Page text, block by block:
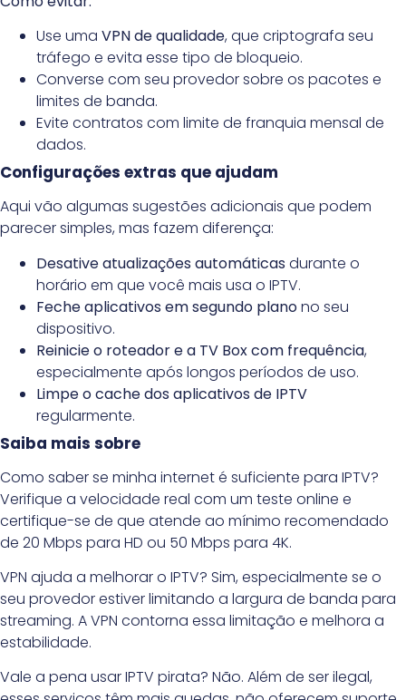
Use uma VPN de qualidade, que criptografa seu
tráfego e evita esse tipo de bloqueio.
Converse com seu provedor sobre os pacotes e
limites de banda.
Evite contratos com limite de franquia mensal de
dados.
Configurações extras que ajudam
Aqui vão algumas sugestões adicionais que podem
parecer simples, mas fazem diferença:
Desative atualizações automáticasdurante o
horário em que você mais usa o IPTV.
Feche aplicativos em segundo planono seu
dispositivo.
Reinicie o roteador e a TV Box com frequência,
especialmente após longos períodos de uso.
Limpe o cache dos aplicativos de IPTV
regularmente.
Saiba mais sobre
Como saber se minha internet é suficiente para IPTV?
Verifique a velocidade real com um teste online e
certifique-se de que atende ao mínimo recomendado
de 20 Mbps para HD ou 50 Mbps para 4K.
VPN ajuda a melhorar o IPTV? Sim, especialmente se o
seu provedor estiver limitando a largura de banda para
streaming. A VPN contorna essa limitação e melhora a
estabilidade.
Vale a pena usar IPTV pirata? Não. Além de ser ilegal,